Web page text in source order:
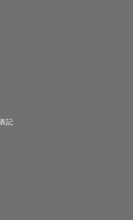
記